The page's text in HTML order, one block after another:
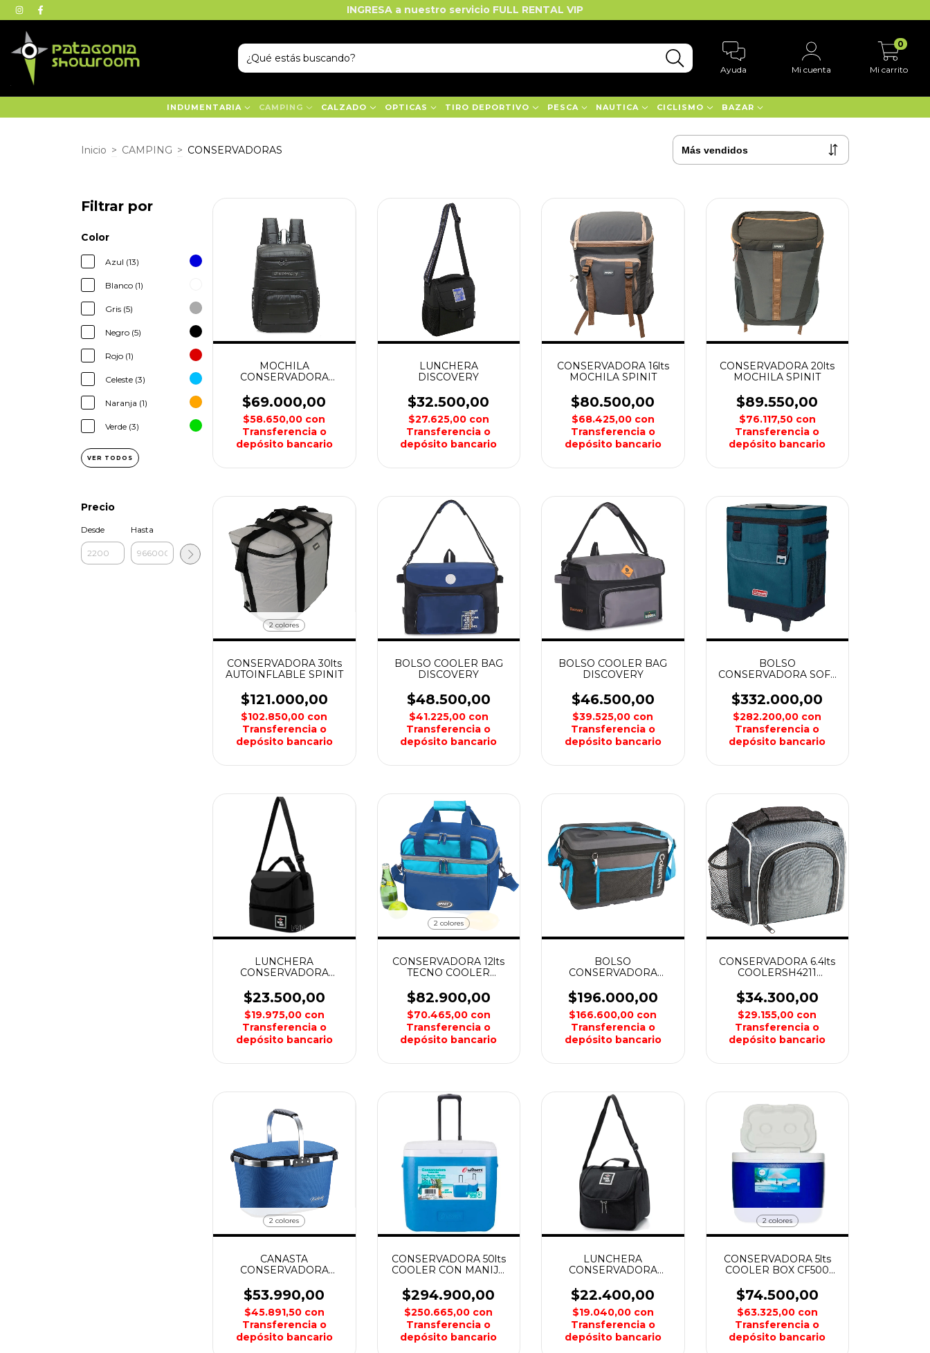
INGRESA a nuestro servicio FULL RENTAL VIP
Ayuda Mi cuenta Mi carrito
0
INDUMENTARIA CAMPING CALZADO OPTICAS TIRO DEPORTIVO PESCA NAUTICA CICLISMO BAZAR
Inicio > CAMPING > CONSERVADORAS
Filtrar por
Color
Azul (13)
Blanco (1)
Gris (5)
Negro (5)
Rojo (1)
Celeste (3)
Naranja (1)
Verde (3)
VER TODOS
Precio
Desde Hasta
MOCHILA
CONSERVADORA
DISCOVERY
ADVENTURE
$69.000,00
$58.650,00 con
Transferencia o
depósito bancario
LUNCHERA
DISCOVERY
$32.500,00
$27.625,00 con
Transferencia o
depósito bancario
CONSERVADORA 16lts
MOCHILA SPINIT
$80.500,00
$68.425,00 con
Transferencia o
depósito bancario
CONSERVADORA 20lts
MOCHILA SPINIT
$89.550,00
$76.117,50 con
Transferencia o
depósito bancario
2 colores
CONSERVADORA 30lts
AUTOINFLABLE SPINIT
$121.000,00
$102.850,00 con
Transferencia o
depósito bancario
BOLSO COOLER BAG
DISCOVERY
$48.500,00
$41.225,00 con
Transferencia o
depósito bancario
BOLSO COOLER BAG
DISCOVERY
$46.500,00
$39.525,00 con
Transferencia o
depósito bancario
BOLSO
CONSERVADORA SOFT
COLEMAN
$332.000,00
$282.200,00 con
Transferencia o
depósito bancario
LUNCHERA
CONSERVADORA
ALPINE SKATE
$23.500,00
$19.975,00 con
Transferencia o
depósito bancario
2 colores
CONSERVADORA 12lts
TECNO COOLER
$82.900,00
$70.465,00 con
Transferencia o
depósito bancario
BOLSO
CONSERVADORA
LATAS COLEMAN
$196.000,00
$166.600,00 con
Transferencia o
depósito bancario
CONSERVADORA 6.4lts
COOLERSH4211
$34.300,00
$29.155,00 con
Transferencia o
depósito bancario
2 colores
CANASTA
CONSERVADORA
WATERDOG
$53.990,00
$45.891,50 con
Transferencia o
depósito bancario
CONSERVADORA 50lts
COOLER CON MANIJA
OUTDOOR
$294.900,00
$250.665,00 con
Transferencia o
depósito bancario
LUNCHERA
CONSERVADORA
$22.400,00
$19.040,00 con
Transferencia o
depósito bancario
2 colores
CONSERVADORA 5lts
COOLER BOX CF500
$74.500,00
$63.325,00 con
Transferencia o
depósito bancario